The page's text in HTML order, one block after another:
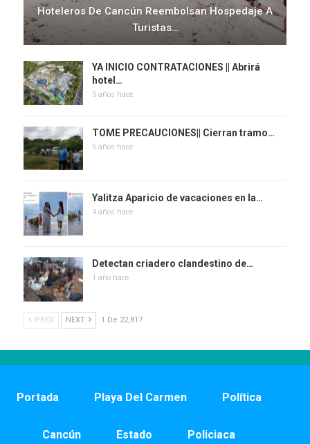
Hoteleros De Cancún Reembolsan Hospedaje A
Turistas…
YA INICIO CONTRATACIONES || Abrirá
hotel…
5 años hace
TOME PRECAUCIONES|| Cierran tramo…
5 años hace
Yalitza Aparicio de vacaciones en la…
4 años hace
Detectan criadero clandestino de…
1 año hace
PREV NEXT 1 De 22,817
Portada Playa Del Carmen Política
Cancún Estado Policiaca